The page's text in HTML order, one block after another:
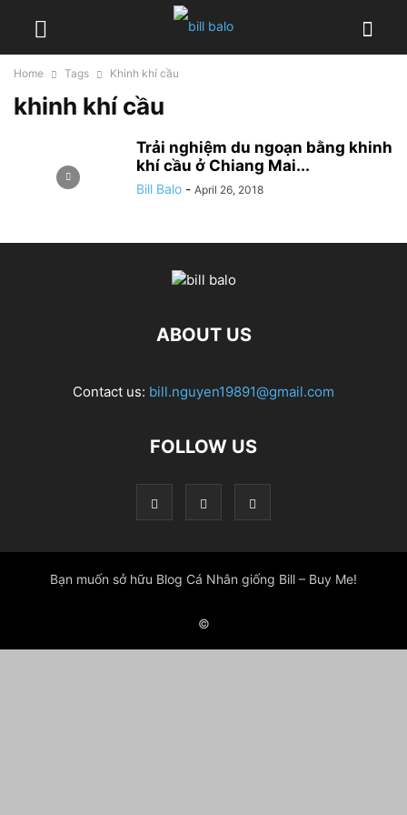
Home Tags Khinh khí cầu
khinh khí cầu
Trải nghiệm du ngoạn bằng khinh
khí cầu ở Chiang Mai...
Bill Balo - April 26, 2018
ABOUT US
Contact us: bill.nguyen19891@gmail.com
FOLLOW US
Bạn muốn sở hữu Blog Cá Nhân giống Bill – Buy Me!
©